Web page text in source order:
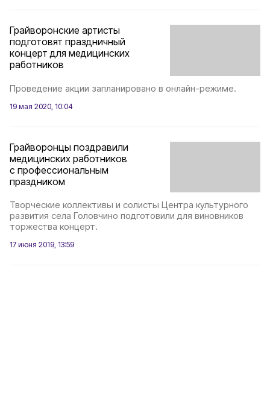
Грайворонские артисты
подготовят праздничный
концерт для медицинских
работников
Проведение акции запланировано в онлайн-режиме.
19 мая 2020, 10:04
Грайворонцы поздравили
медицинских работников
с профессиональным
праздником
Творческие коллективы и солисты Центра культурного
развития села Головчино подготовили для виновников
торжества концерт.
17 июня 2019, 13:59